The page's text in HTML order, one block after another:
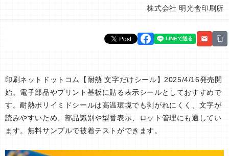
株式会社 明光舎印刷所
印刷ネットドットコム【耐熱 文字だけシール】2025/4/16発売開
始。電子部品やプリント基板に貼る表示シールとしておすすめで
す。耐熱ポリイミドシールは高温環境でも剥がれにくく、文字が
読みやすいため、部品識別や型番表示、ロット管理にも適してい
ます。無料サンプルで被着テストができます。